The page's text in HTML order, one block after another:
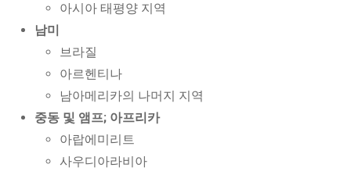
아시아 태평양 지역
남미
브라질
아르헨티나
남아메리카의 나머지 지역
중동 및 앰프; 아프리카
아랍에미리트
사우디아라비아